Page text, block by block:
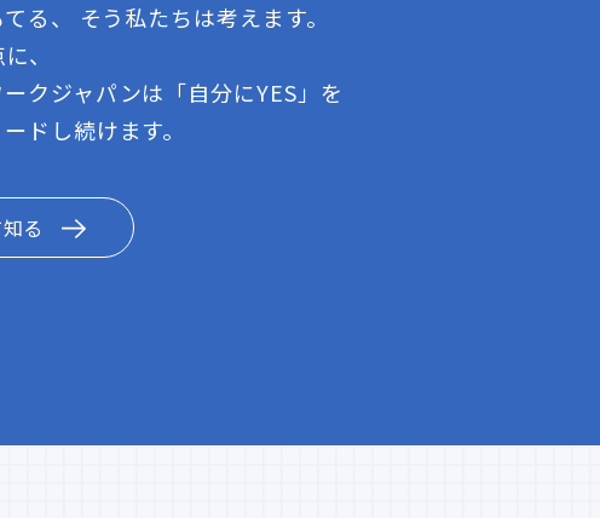
る、 そう私たちは考えます。
、
クジャパンは「自分にYES」を
ドし続けます。
る